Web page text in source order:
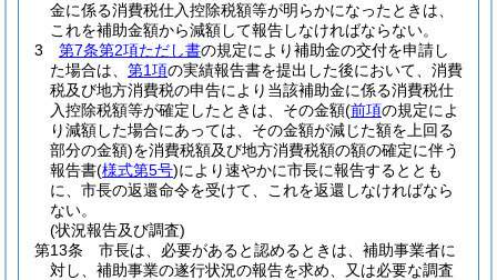
金に係る消費税仕入控除税額等が明らかになったときは、
これを補助金額から減額して報告しなければならない。
3
第7条第2項ただし書の規定により補助金の交付を申請し
た場合は、 第1項の実績報告書を提出した後において、消費
税及び地方消費税の申告により当該補助金に係る消費税仕
入控除税額等が確定したときは、その金額(前項の規定によ
り減額した場合にあっては、その金額が減じた額を上回る
部分の金額)を消費税額及び地方消費税額の額の確定に伴う
報告書(様式第5号)により速やかに市長に報告するととも
に、市長の返還命令を受けて、これを返還しなければなら
ない。
(状況報告及び調査)
第13条
市長は、必要があると認めるときは、補助事業者に
対し、補助事業の遂行状況の報告を求め、又は必要な調査